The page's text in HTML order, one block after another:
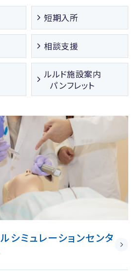
短期入所
相談支援
ルルド施設案内
パンフレット
シミュレーションセンタ